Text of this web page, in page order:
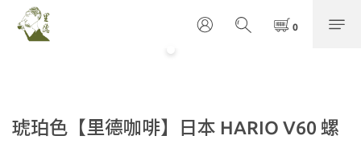
琥珀色【里德咖啡】日本 HARIO V60 螺